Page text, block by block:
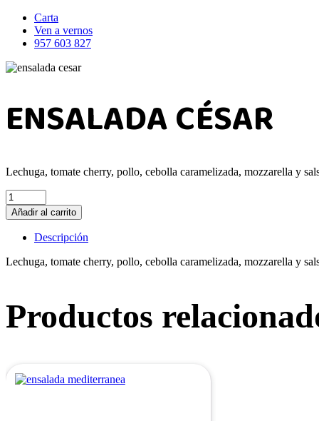
Carta
Ven a vernos
957 603 827
ENSALADA CÉSAR
Lechuga, tomate cherry, pollo, cebolla caramelizada, mozzarella y
Añadir al carrito
Descripción
Lechuga, tomate cherry, pollo, cebolla caramelizada, mozzarella y
Productos